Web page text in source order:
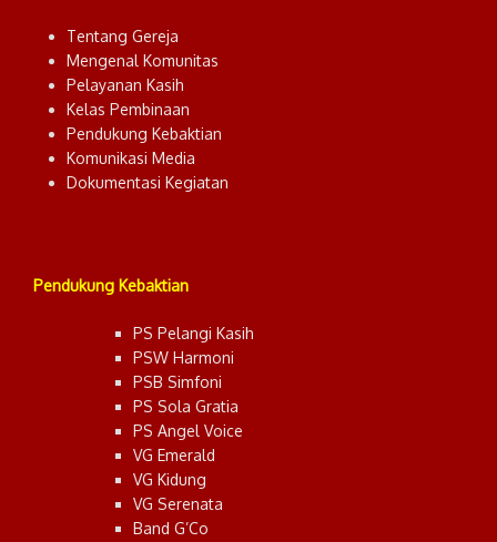
Tentang Gereja
Mengenal Komunitas
Pelayanan Kasih
Kelas Pembinaan
Pendukung Kebaktian
Komunikasi Media
Dokumentasi Kegiatan
Pendukung Kebaktian
PS Pelangi Kasih
PSW Harmoni
PSB Simfoni
PS Sola Gratia
PS Angel Voice
VG Emerald
VG Kidung
VG Serenata
Band G’Co